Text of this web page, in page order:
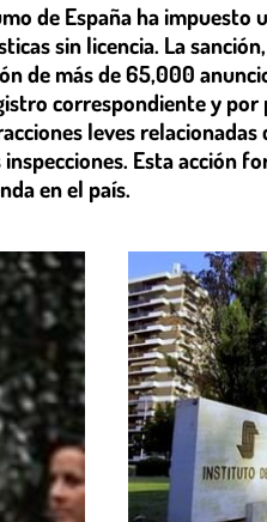
de España ha
sin licencia. La
de más de 65,000
correspondiente y por
leves
Esta acción
en el país.